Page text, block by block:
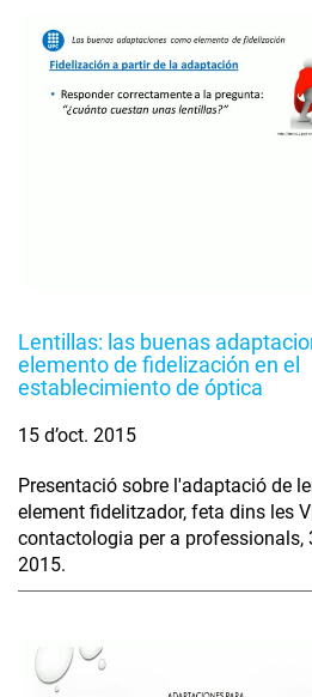
Lentillas: las buenas
elemento de fidelización en el
establecimiento de óptica
15 d’oct. 2015
Presentació sobre l'adaptació de
element fidelitzador, feta dins les
contactologia per a professionals,
2015.